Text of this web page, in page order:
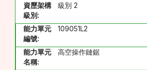
資歷架構
級別:
級別 2
能力單元
編號:
109051L2
能力單元
名稱:
高空操作鏈鋸